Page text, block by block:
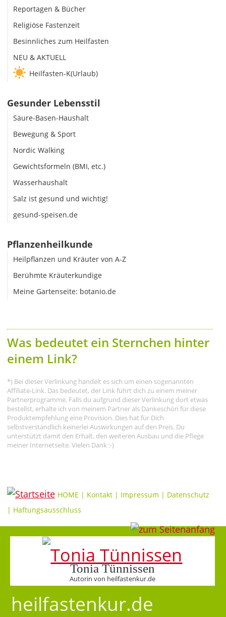
Reportagen & Bücher
Religiöse Fastenzeit
Besinnliches zum Heilfasten
NEU & AKTUELL
Heilfasten-K(Urlaub)
Gesunder Lebensstil
Säure-Basen-Haushalt
Bewegung & Sport
Nordic Walking
Gewichtsformeln (BMI, etc.)
Wasserhaushalt
Salz ist gesund und wichtig!
gesund-speisen.de
Pflanzenheilkunde
Heilpflanzen und Kräuter von A-Z
Berühmte Kräuterkundige
Meine Gartenseite: botanio.de
Was bedeutet ein Sternchen hinter
einem Link?
*) Bei dieser Verlinkung handelt es sich um einen sogenannten
Affiliate-Link. Das bedeutet, der Link führt dich zu einem meiner
Partnerprogramme. Falls du aufgrund dieser Verlinkung dort etwas
bestellst, erhalte ich von meinem Partner als Dankeschön für diese
Produktempfehlung eine Provision. Dies hat für Dich
selbstverständlich keinerlei Auswirkungen auf den Preis. Du
unterstützt damit den Erhalt, den weiteren Ausbau und die Pflege
meiner Internetseite. Vielen Dank :-)
HOME | Kontakt | Impressum | Datenschutz
| Haftungsausschluss
Tonia Tünnissen
Autorin von heilfastenkur.de
heilfastenkur.de